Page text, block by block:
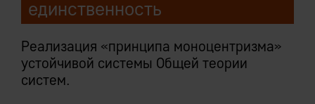
единственность
Реализация «принципа моноцентризма»
устойчивой системы Общей теории
систем.